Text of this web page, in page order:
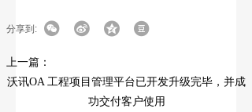
分享到:
上一篇：
沃讯OA 工程项目管理平台已开发升级完毕，并成
功交付客户使用